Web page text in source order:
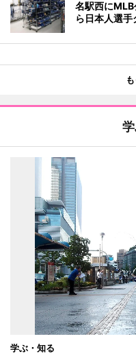
名駅西に
ら日本人選手
学ぶ・知る